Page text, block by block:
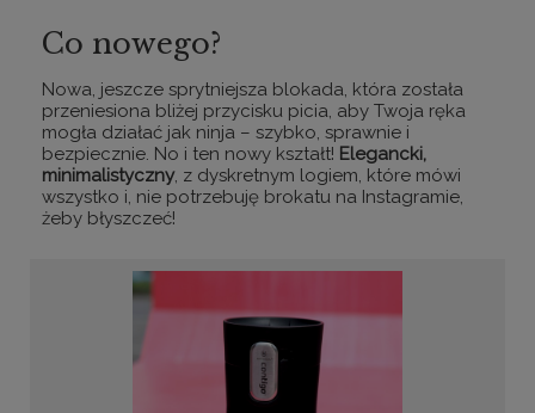
Co nowego?
Nowa, jeszcze sprytniejsza blokada, która została
przeniesiona bliżej przycisku picia, aby Twoja ręka
mogła działać jak ninja – szybko, sprawnie i
bezpiecznie. No i ten nowy kształt! Elegancki,
minimalistyczny, z dyskretnym logiem, które mówi
wszystko i, nie potrzebuję brokatu na Instagramie,
żeby błyszczeć!